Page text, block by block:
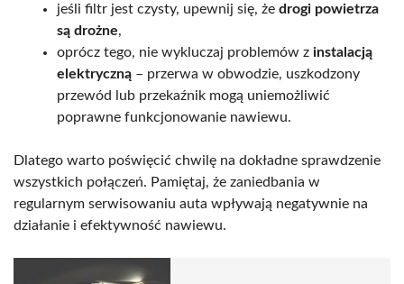
jeśli filtr jest czysty, upewnij się, że drogi powietrza
są drożne,
oprócz tego, nie wykluczaj problemów z instalacją
elektryczną – przerwa w obwodzie, uszkodzony
przewód lub przekaźnik mogą uniemożliwić
poprawne funkcjonowanie nawiewu.
Dlatego warto poświęcić chwilę na dokładne sprawdzenie
wszystkich połączeń. Pamiętaj, że zaniedbania w
regularnym serwisowaniu auta wpływają negatywnie na
działanie i efektywność nawiewu.